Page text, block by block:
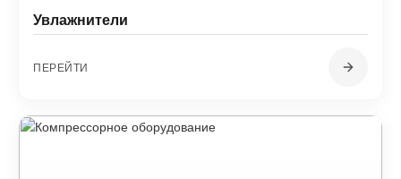
Увлажнители
ПЕРЕЙТИ